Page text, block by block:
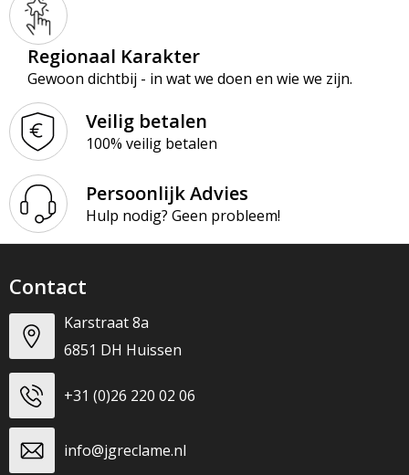
Regionaal Karakter
Gewoon dichtbij - in wat we doen en wie we zijn.
Veilig betalen
100% veilig betalen
Persoonlijk Advies
Hulp nodig? Geen probleem!
Contact
Karstraat 8a
6851 DH Huissen
+31 (0)26 220 02 06
info@jgreclame.nl